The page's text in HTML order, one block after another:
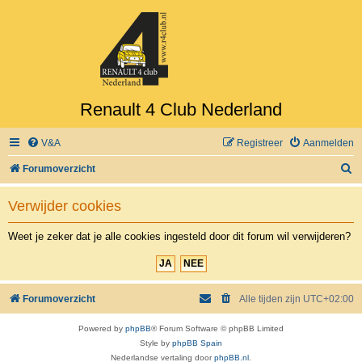
Renault 4 Club Nederland
V&A Aanmelden
Registreer
Forumoverzicht
o
Verwijder cookies
Weet je zeker dat je alle cookies ingesteld door dit forum wil verwijderen?
Forumoverzicht Alle tijden zijn UTC+02:00
Powered by phpBB® Forum Software © phpBB Limited
Style by phpBB Spain
Nederlandse vertaling doorphpBB.nl